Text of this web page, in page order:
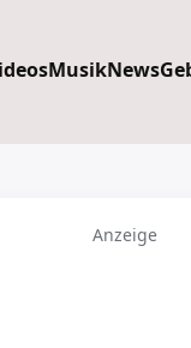
MusikNews
Anzeige